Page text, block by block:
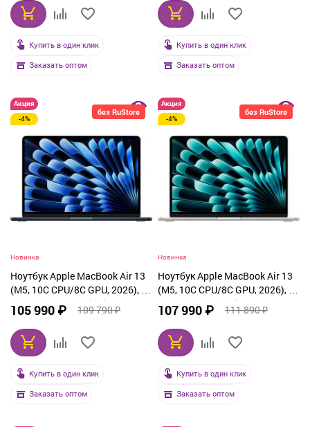
Купить в один клик
Заказать оптом
Купить в один клик
Заказать оптом
без RuStore
Акция
-4%
Новинка
Ноутбук Apple MacBook Air 13
(M5, 10C CPU/8C GPU, 2026), 16
ГБ, 512 ГБ SSD, Midnight
(MDHE4)
105 990 ₽ 109 790 ₽
Купить в один клик
Заказать оптом
без RuStore
Акция
-4%
Новинка
Ноутбук Apple MacBook Air 13
(M5, 10C CPU/8C GPU, 2026), 16
ГБ, 512 ГБ SSD, Silver (MDH74)
107 990 ₽ 111 890 ₽
Купить в один клик
Заказать оптом